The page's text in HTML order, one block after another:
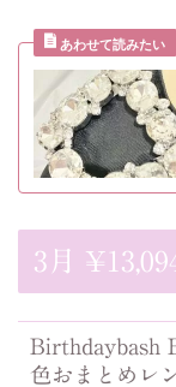
3月
Birthdaybash
色おまとめレ